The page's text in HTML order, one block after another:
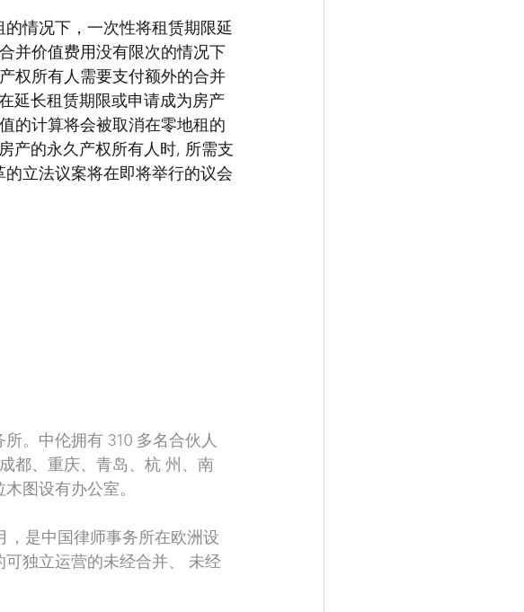
的情况下，一次性将租赁期限延
并价值费用没有限次的情况下
权所有人需要支付额外的合并
延长租赁期限或申请成为房产
的计算将会被取消在零地租的
产的永久产权所有人时, 所需支
立法议案将在即将举行的议会
。中伦拥有 310 多名合伙人
都、重庆、青岛、杭 州、南
图设有办公室。
，是中国律师事务所在欧洲设
独立运营的未经合并、 未经